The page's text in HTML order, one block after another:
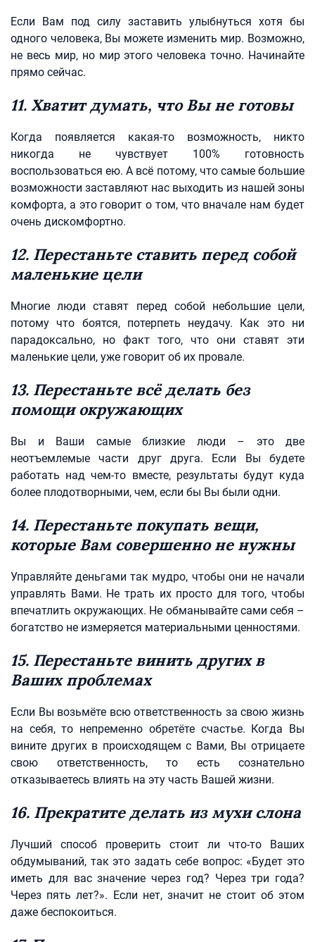
Если Вам под силу заставить улыбнуться хотя бы
одного человека, Вы можете изменить мир. Возможно,
не весь мир, но мир этого человека точно. Начинайте
прямо сейчас.
11. Хватит думать, что Вы не готовы
Когда появляется какая-то возможность, никто
никогда не чувствует 100% готовность
воспользоваться ею. А всё потому, что самые большие
возможности заставляют нас выходить из нашей зоны
комфорта, а это говорит о том, что вначале нам будет
очень дискомфортно.
12. Перестаньте ставить перед собой
маленькие цели
Многие люди ставят перед собой небольшие цели,
потому что боятся, потерпеть неудачу. Как это ни
парадоксально, но факт того, что они ставят эти
маленькие цели, уже говорит об их провале.
13. Перестаньте всё делать без
помощи окружающих
Вы и Ваши самые близкие люди – это две
неотъемлемые части друг друга. Если Вы будете
работать над чем-то вместе, результаты будут куда
более плодотворными, чем, если бы Вы были одни.
14. Перестаньте покупать вещи,
которые Вам совершенно не нужны
Управляйте деньгами так мудро, чтобы они не начали
управлять Вами. Не трать их просто для того, чтобы
впечатлить окружающих. Не обманывайте сами себя –
богатство не измеряется материальными ценностями.
15. Перестаньте винить других в
Ваших проблемах
Если Вы возьмёте всю ответственность за свою жизнь
на себя, то непременно обретёте счастье. Когда Вы
вините других в происходящем с Вами, Вы отрицаете
свою ответственность, то есть сознательно
отказываетесь влиять на эту часть Вашей жизни.
16. Прекратите делать из мухи слона
Лучший способ проверить стоит ли что-то Ваших
обдумываний, так это задать себе вопрос: «Будет это
иметь для вас значение через год? Через три года?
Через пять лет?». Если нет, значит не стоит об этом
даже беспокоиться.